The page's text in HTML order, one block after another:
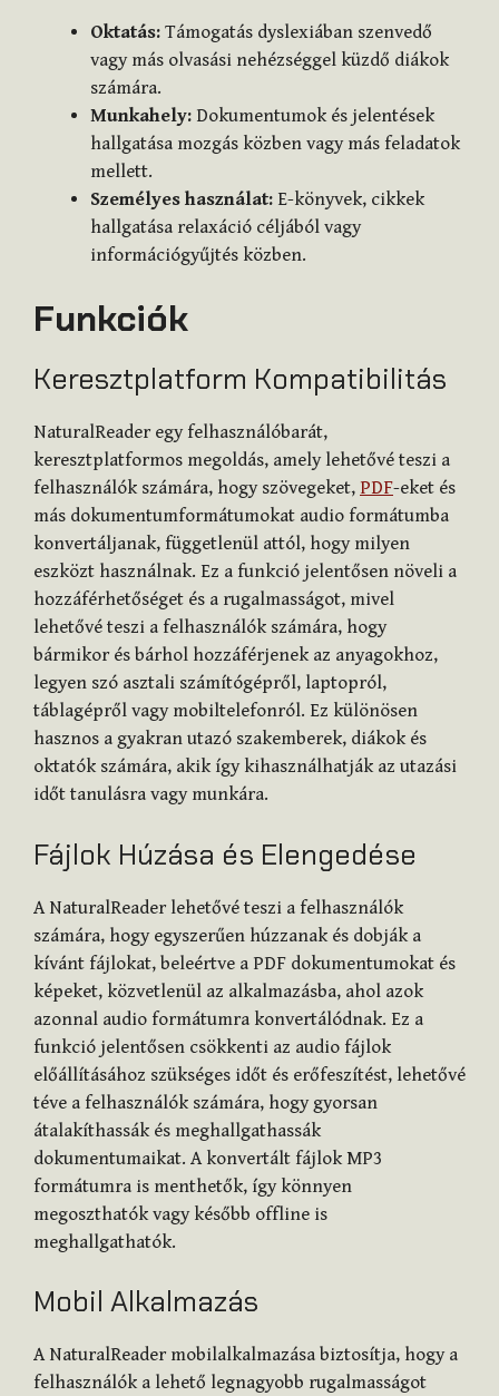
Oktatás: Támogatás dyslexiában szenvedő
vagy más olvasási nehézséggel küzdő diákok
számára.
Munkahely: Dokumentumok és jelentések
hallgatása mozgás közben vagy más feladatok
mellett.
Személyes használat: E-könyvek, cikkek
hallgatása relaxáció céljából vagy
információgyűjtés közben.
Funkciók
Keresztplatform Kompatibilitás
NaturalReader egy felhasználóbarát,
keresztplatformos megoldás, amely lehetővé teszi a
felhasználók számára, hogy szövegeket, PDF-eket és
más dokumentumformátumokat audio formátumba
konvertáljanak, függetlenül attól, hogy milyen
eszközt használnak. Ez a funkció jelentősen növeli a
hozzáférhetőséget és a rugalmasságot, mivel
lehetővé teszi a felhasználók számára, hogy
bármikor és bárhol hozzáférjenek az anyagokhoz,
legyen szó asztali számítógépről, laptopról,
táblagépről vagy mobiltelefonról. Ez különösen
hasznos a gyakran utazó szakemberek, diákok és
oktatók számára, akik így kihasználhatják az utazási
időt tanulásra vagy munkára.
Fájlok Húzása és Elengedése
A NaturalReader lehetővé teszi a felhasználók
számára, hogy egyszerűen húzzanak és dobják a
kívánt fájlokat, beleértve a PDF dokumentumokat és
képeket, közvetlenül az alkalmazásba, ahol azok
azonnal audio formátumra konvertálódnak. Ez a
funkció jelentősen csökkenti az audio fájlok
előállításához szükséges időt és erőfeszítést, lehetővé
téve a felhasználók számára, hogy gyorsan
átalakíthassák és meghallgathassák
dokumentumaikat. A konvertált fájlok MP3
formátumra is menthetők, így könnyen
megoszthatók vagy később offline is
meghallgathatók.
Mobil Alkalmazás
A NaturalReader mobilalkalmazása biztosítja, hogy a
felhasználók a lehető legnagyobb rugalmasságot